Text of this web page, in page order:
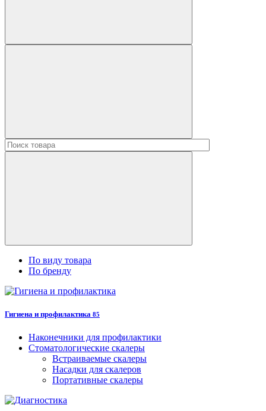
По виду товара
По бренду
Гигиена и профилактика 85
Наконечники для профилактики
Стоматологические скалеры
Встраиваемые скалеры
Насадки для скалеров
Портативные скалеры